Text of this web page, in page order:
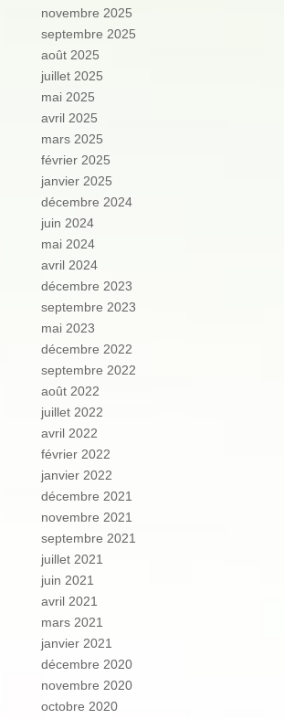
novembre 2025
septembre 2025
août 2025
juillet 2025
mai 2025
avril 2025
mars 2025
février 2025
janvier 2025
décembre 2024
juin 2024
mai 2024
avril 2024
décembre 2023
septembre 2023
mai 2023
décembre 2022
septembre 2022
août 2022
juillet 2022
avril 2022
février 2022
janvier 2022
décembre 2021
novembre 2021
septembre 2021
juillet 2021
juin 2021
avril 2021
mars 2021
janvier 2021
décembre 2020
novembre 2020
octobre 2020